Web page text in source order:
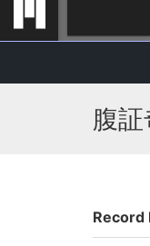
腹
Record